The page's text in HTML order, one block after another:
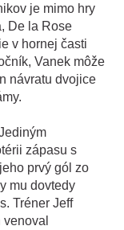
je mimo hry
De la Rose
v hornej časti
Vanek môže
návratu dvojice
zápasu s
prvý gól zo
mu dovtedy
Tréner Jeff